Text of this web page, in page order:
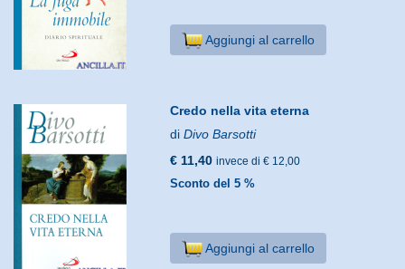
Aggiungi al carrello
Credo nella vita eterna
diDivo Barsotti
€ 11,40 invece di € 12,00
Sconto del 5 %
Aggiungi al carrello